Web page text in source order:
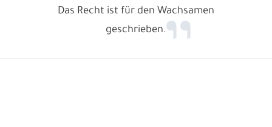
Das Recht ist für den Wachsamen
geschrieben.